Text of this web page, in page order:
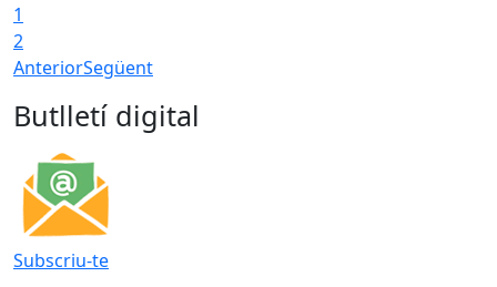
1
2
AnteriorSegüent
Butlletí digital
Subscriu-te